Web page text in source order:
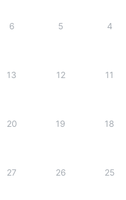
4
5
6
11
12
13
18
19
20
25
26
27